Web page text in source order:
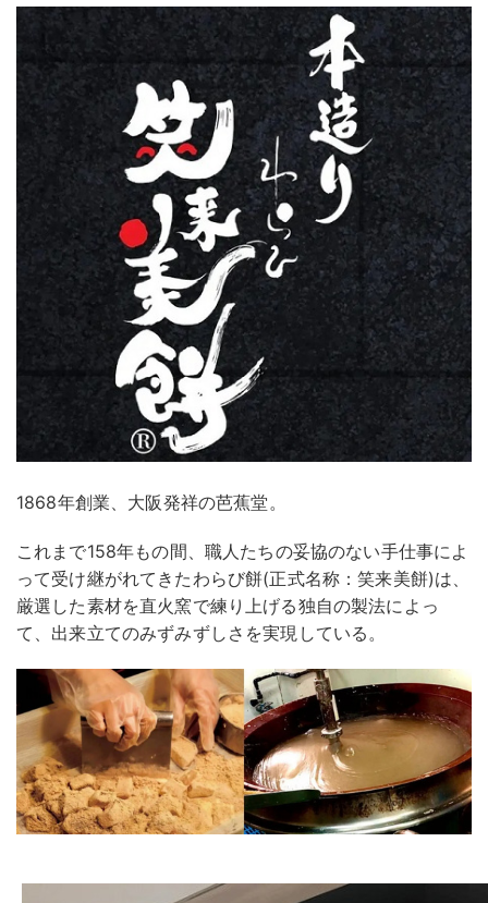
1868年創業、大阪発祥の芭蕉堂。
これまで158年もの間、職人たちの妥協のない手仕事によ
って受け継がれてきたわらび餅(正式名称：笑来美餅)は、
厳選した素材を直火窯で練り上げる独自の製法によっ
て、出来立てのみずみずしさを実現している。